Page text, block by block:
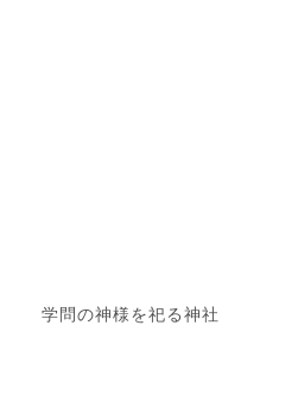
学問の神様を祀る神社